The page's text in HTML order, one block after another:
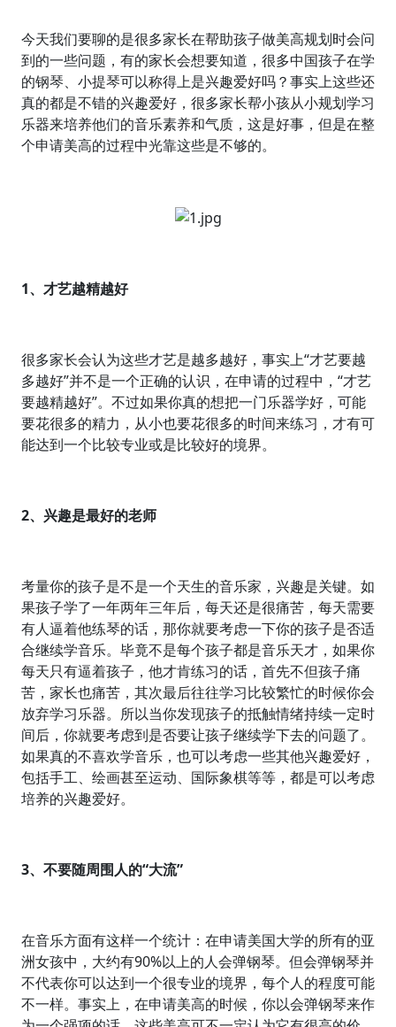
今天我们要聊的是很多家长在帮助孩子做美高规划时会问
到的一些问题，有的家长会想要知道，很多中国孩子在学
的钢琴、小提琴可以称得上是兴趣爱好吗？事实上这些还
真的都是不错的兴趣爱好，很多家长帮小孩从小规划学习
乐器来培养他们的音乐素养和气质，这是好事，但是在整
个申请美高的过程中光靠这些是不够的。
1、才艺越精越好
很多家长会认为这些才艺是越多越好，事实上“才艺要越
多越好”并不是一个正确的认识，在申请的过程中，“才艺
要越精越好”。不过如果你真的想把一门乐器学好，可能
要花很多的精力，从小也要花很多的时间来练习，才有可
能达到一个比较专业或是比较好的境界。
2、兴趣是最好的老师
考量你的孩子是不是一个天生的音乐家，兴趣是关键。如
果孩子学了一年两年三年后，每天还是很痛苦，每天需要
有人逼着他练琴的话，那你就要考虑一下你的孩子是否适
合继续学音乐。毕竟不是每个孩子都是音乐天才，如果你
每天只有逼着孩子，他才肯练习的话，首先不但孩子痛
苦，家长也痛苦，其次最后往往学习比较繁忙的时候你会
放弃学习乐器。所以当你发现孩子的抵触情绪持续一定时
间后，你就要考虑到是否要让孩子继续学下去的问题了。
如果真的不喜欢学音乐，也可以考虑一些其他兴趣爱好，
包括手工、绘画甚至运动、国际象棋等等，都是可以考虑
培养的兴趣爱好。
3、不要随周围人的“大流”
在音乐方面有这样一个统计：在申请美国大学的所有的亚
洲女孩中，大约有90%以上的人会弹钢琴。但会弹钢琴并
不代表你可以达到一个很专业的境界，每个人的程度可能
不一样。事实上，在申请美高的时候，你以会弹钢琴来作